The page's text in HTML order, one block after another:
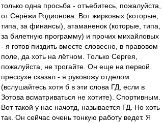
только одна просьба - отъебитесь, пожалуйста,
от Серёжи Родионова. Вот жирковых (которые,
типа, за финансы), атаманенок (которые, типа,
за билетную программу) и прочих михайловых
- я готов пиздить вместе словесно, в правовом
поле, да хоть на лётном. Только Сергея,
пожалуйста, не трогайте. Он еще на первой
прессухе сказал - я руковожу отделом
(вслушайтесь хотя б в эти слова ГД, если в
Зотова всматриваться не хотите). Спортивным.
Вот такой у нас начотд, называется ГД. Но хоть
так. Он сейчас очень тонкую работу ведет. Я